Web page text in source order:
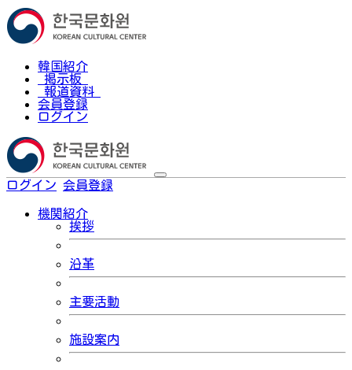
韓国紹介
掲示板
報道資料
会員登録
ログイン
ログイン 会員登録
機関紹介
挨拶
沿革
主要活動
施設案内